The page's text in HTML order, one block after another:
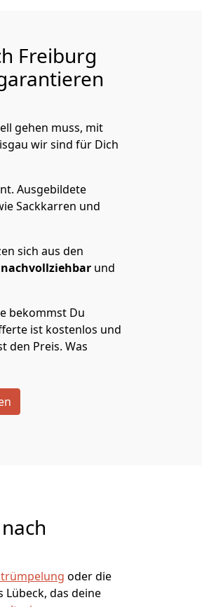
Freiburg
gehen muss, mit
wir sind für Dich
Ausgebildete
Sackkarren und
sich aus den
nachvollziehbar und
bekommst Du
ist kostenlos und
den Preis. Was
oder die
Lübeck, das deine